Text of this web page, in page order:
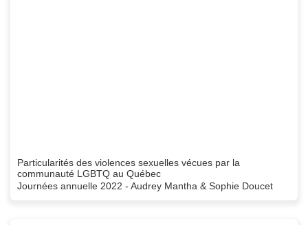
Particularités des violences sexuelles vécues par la
communauté LGBTQ au Québec
Journées annuelle 2022 - Audrey Mantha & Sophie Doucet